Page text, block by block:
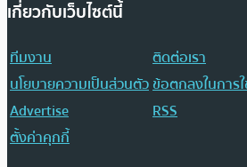
เกี่ยวกับเว็บไซต์นี้
ทีมงาน
ติดต่อเรา
นโยบายความเป็นส่วนตัวข้อตกลงในการ
Advertise
RSS
ตั้งค่าคุกกี้